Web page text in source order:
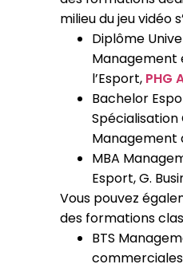
milieu du jeu vidéo
Diplôme
Management
l’Esport, PHG
Bachelor
Management
MBA
Esport, G.
Vous pouvez
des formations
BTS
commerciales